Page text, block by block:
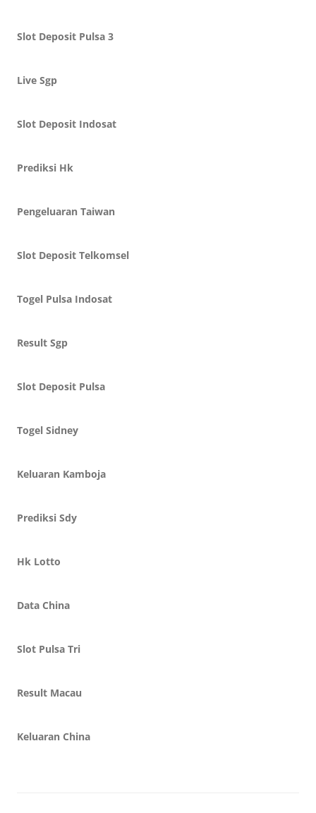
Slot Deposit Pulsa 3
Live Sgp
Slot Deposit Indosat
Prediksi Hk
Pengeluaran Taiwan
Slot Deposit Telkomsel
Togel Pulsa Indosat
Result Sgp
Slot Deposit Pulsa
Togel Sidney
Keluaran Kamboja
Prediksi Sdy
Hk Lotto
Data China
Slot Pulsa Tri
Result Macau
Keluaran China